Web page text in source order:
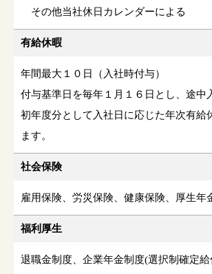
その他当社休日カレンダーによる
有給休暇
年間最大１０日（入社時付与）
付与基準日を毎年１月１６日とし、途中
初年度分として入社日に応じた年次有給
ます。
社会保険
雇用保険、労災保険、健康保険、厚生年
福利厚生
退職金制度、企業年金制度(選択制確定